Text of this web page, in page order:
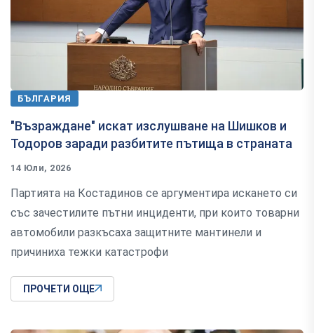
БЪЛГАРИЯ
"Възраждане" искат изслушване на Шишков и
Тодоров заради разбитите пътища в страната
14 Юли, 2026
Партията на Костадинов се аргументира искането си
със зачестилите пътни инциденти, при които товарни
автомобили разкъсаха защитните мантинели и
причиниха тежки катастрофи
ПРОЧЕТИ ОЩЕ